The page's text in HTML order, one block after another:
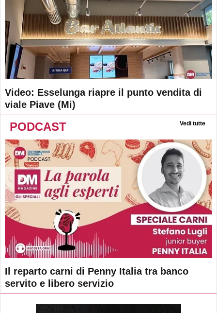
Video: Esselunga riapre il punto vendita di
viale Piave (Mi)
PODCAST Vedi tutte
Il reparto carni di Penny Italia tra banco
servito e libero servizio